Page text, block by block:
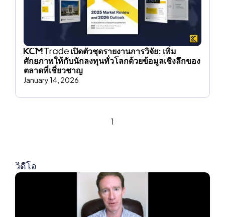
เปิดตัวชุดรายงานการวิจัย: เพิ่ม
ศักยภาพให้กับนักลงทุนทั่วโลกด้วยข้อมูลเชิงลึกของ
ตลาดที่เชี่ยวชาญ
January 14, 2026
1
วิดีโอ